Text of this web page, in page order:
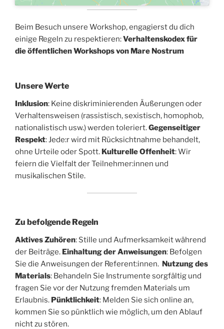
Beim Besuch unsere Workshop, engagierst du dich
einige Regeln zu respektieren:Verhaltenskodex für
die öffentlichen Workshops von Mare Nostrum
Unsere Werte
Inklusion: Keine diskriminierenden Äußerungen oder
Verhaltensweisen (rassistisch, sexistisch, homophob,
nationalistisch usw.) werden toleriert.Gegenseitiger
Respekt: Jede:r wird mit Rücksichtnahme behandelt,
ohne Urteile oder Spott. Kulturelle Offenheit: Wir
feiern die Vielfalt der Teilnehmer:innen und
musikalischen Stile.
Zu befolgende Regeln
Aktives Zuhören: Stille und Aufmerksamkeit während
der Beiträge. Einhaltung der Anweisungen: Befolgen
Sie die Anweisungen der Referent:innen. Nutzung des
Materials: Behandeln Sie Instrumente sorgfältig und
fragen Sie vor der Nutzung fremden Materials um
Erlaubnis. Pünktlichkeit: Melden Sie sich online an,
kommen Sie so pünktlich wie möglich, um den Ablauf
nicht zu stören.